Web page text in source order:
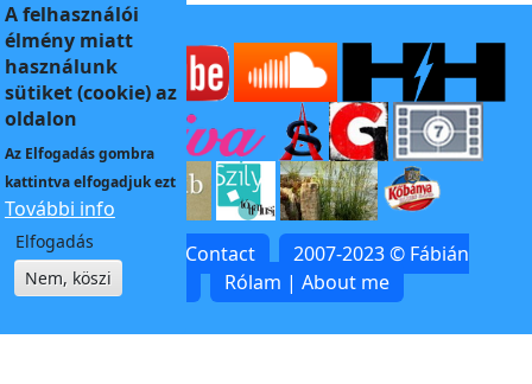
Kapcsolat | Contact
2007-2023 © Fábián
Rólam | About me
A felhasználói
élmény miatt
használunk
sütiket (cookie) az
oldalon
Az Elfogadásgombra
kattintva elfogadjuk ezt
További info
Elfogadás
Nem, köszi